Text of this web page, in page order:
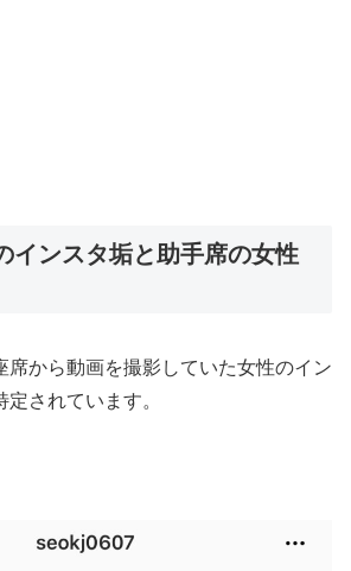
インスタ垢と助手席の女性
席から動画を撮影していた女性のイン
されています。